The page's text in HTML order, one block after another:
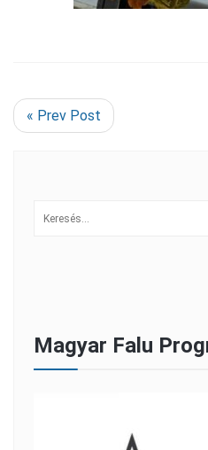
« Prev Post
Magyar Falu